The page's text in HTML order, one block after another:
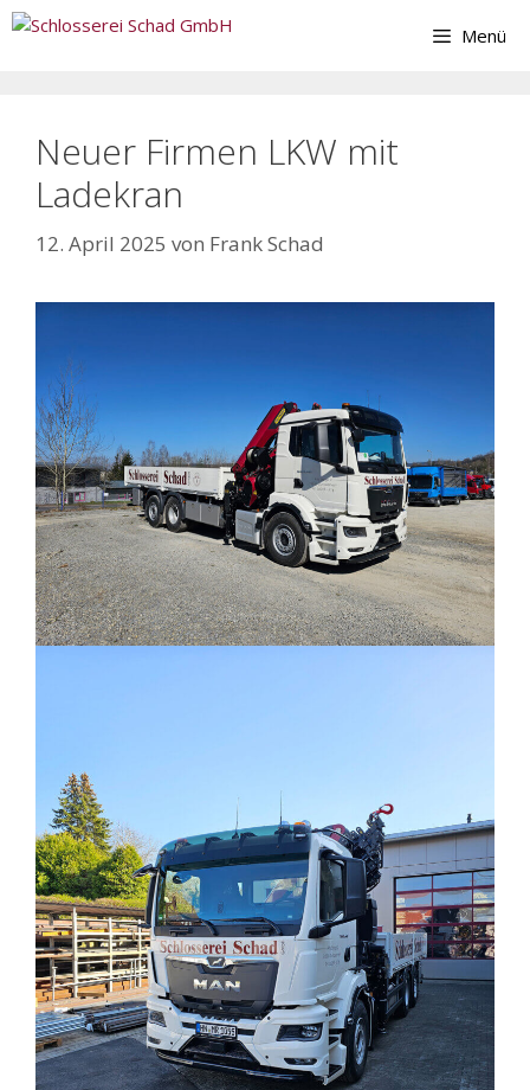
Zum
Menü
Neuer Firmen LKW mit
Ladekran
12. April 2025 von Frank Schad